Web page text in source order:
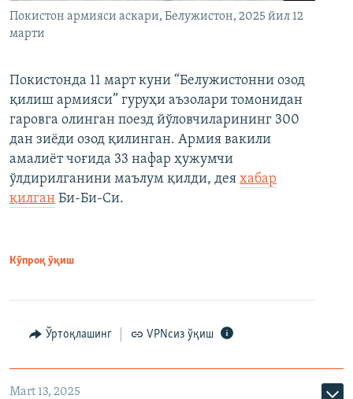
Покистон армияси аскари, Белужистон, 2025 йил 12
марти
Покистонда 11 март куни “Белужистонни озод
қилиш армияси” гуруҳи аъзолари томонидан
гаровга олинган поезд йўловчиларининг 300
дан зиёди озод қилинган. Армия вакили
амалиёт чоғида 33 нафар ҳужумчи
ўлдирилганини маълум қилди, дея хабар
қилган Би-Би-Си.
Кўпроқ ўқиш
Ўртоқлашинг VPNсиз ўқиш
Mart 13, 2025